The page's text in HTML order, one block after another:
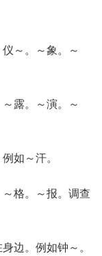
～。～象。～
露。～演。～
如～汗。
格。～报。调查
边。例如钟～。